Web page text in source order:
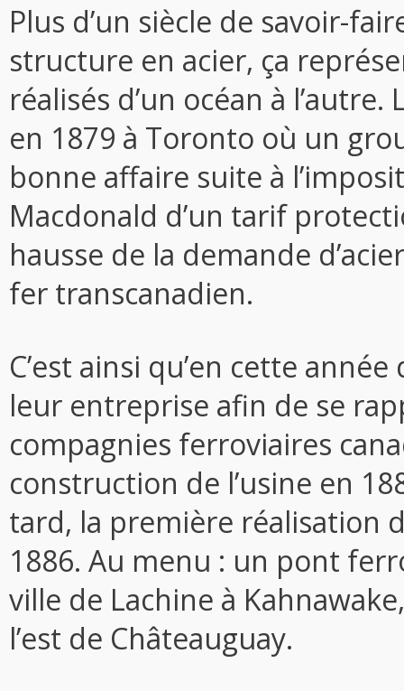
Plus d’un siècle de savoir-
structure en acier, ça
réalisés d’un océan à
en 1879 à Toronto où un
bonne affaire suite à
Macdonald d’un tarif
hausse de la demande
fer transcanadien.
C’est ainsi qu’en cette
leur entreprise afin de se
compagnies ferroviaires
construction de l’usine en
tard, la première réalisation
1886. Au menu : un pont
ville de Lachine à
l’est de Châteauguay.